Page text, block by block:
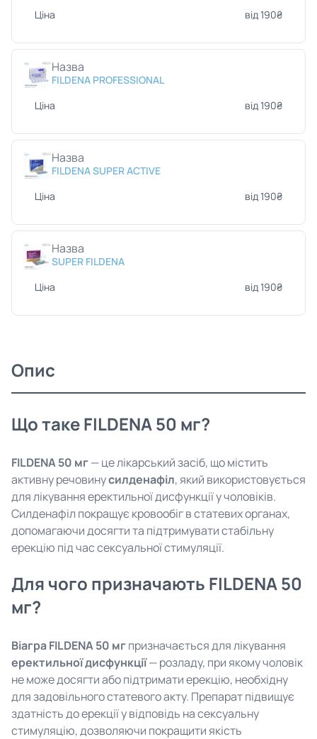
Ціна
від 190₴
Назва
FILDENA PROFESSIONAL
Ціна
від 190₴
Назва
FILDENA SUPER ACTIVE
Ціна
від 190₴
Назва
SUPER FILDENA
Ціна
від 190₴
Опис
Що таке FILDENA 50 мг?
FILDENA 50 мг— це лікарський засіб, що містить
активну речовинусилденафіл, який використовується
для лікування еректильної дисфункції у чоловіків.
Силденафіл покращує кровообіг в статевих органах,
допомагаючи досягти та підтримувати стабільну
ерекцію під час сексуальної стимуляції.
Для чого призначають FILDENA 50
мг?
Віагра FILDENA 50 мгпризначається для лікування
еректильної дисфункції— розладу, при якому чоловік
не може досягти або підтримати ерекцію, необхідну
для задовільного статевого акту. Препарат підвищує
здатність до ерекції у відповідь на сексуальну
стимуляцію, дозволяючи покращити якість